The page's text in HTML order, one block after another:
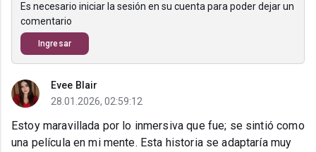
Es necesario iniciar la sesión en su cuenta para poder dejar un
comentario
Ingresar
Evee Blair
28.01.2026, 02:59:12
Estoy maravillada por lo inmersiva que fue; se sintió como
una película en mi mente. Esta historia se adaptaría muy